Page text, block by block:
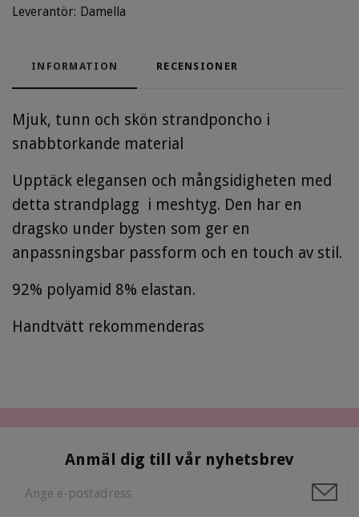
Leverantör: Damella
INFORMATION RECENSIONER
Mjuk, tunn och skön strandponcho i
snabbtorkande material
Upptäck elegansen och mångsidigheten med
detta strandplagg i meshtyg. Den har en
dragsko under bysten som ger en
anpassningsbar passform och en touch av stil.
92% polyamid 8% elastan.
Handtvätt rekommenderas
Anmäl dig till vår nyhetsbrev